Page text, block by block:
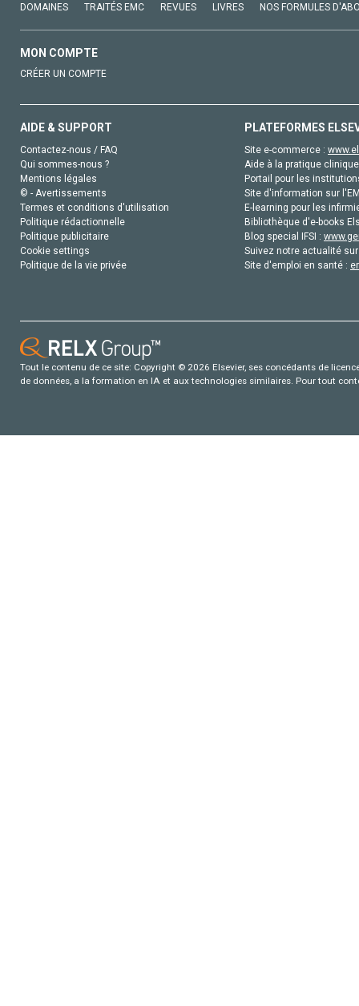
DOMAINES TRAITÉS EMC REVUES LIVRES NOS FORMULES
MON COMPTE
CRÉER UN COMPTE
AIDE & SUPPORT
Contactez-nous / FAQ
Qui sommes-nous ?
Mentions légales
© - Avertissements
Termes et conditions d'utilisation
Politique rédactionnelle
Politique publicitaire
Cookie settings
Politique de la vie privée
PLATEFORMES
Site e-commerce :
Aide à la pratique
Portail pour les
Site d'information sur
E-learning pour les
Bibliothèque d'e-books
Blog special IFSI :
Suivez notre actualité
Site d'emploi en santé :
Tout le contenu de ce site: Copyright © 2026 Elsevier, ses concédants de
de données, a la formation en IA et aux technologies similaires. Pour tout